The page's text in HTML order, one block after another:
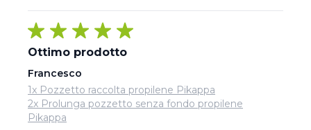
Ottimo prodotto
Francesco
1x Pozzetto raccolta propilene Pikappa
2x Prolunga pozzetto senza fondo propilene
Pikappa